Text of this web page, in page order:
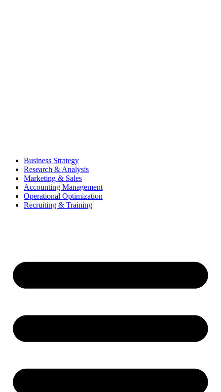
Business Strategy
Research & Analysis
Marketing & Sales
Accounting Management
Operational Optimization
Recruiting & Training